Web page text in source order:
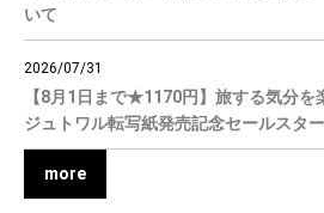
いて
2026/07/31
【8月1日まで★1170円】旅する気分を
ジュトワル転写紙発売記念セールスタ
more